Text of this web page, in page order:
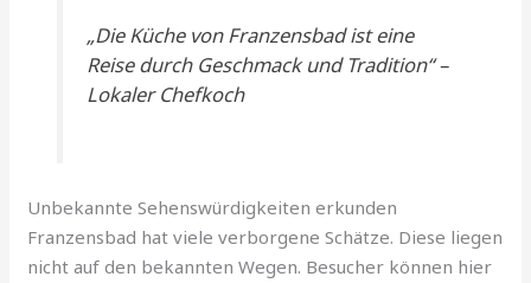
„Die Küche von Franzensbad ist eine
Reise durch Geschmack und Tradition“ –
Lokaler Chefkoch
Unbekannte Sehenswürdigkeiten erkunden
Franzensbad hat viele verborgene Schätze. Diese liegen
nicht auf den bekannten Wegen. Besucher können hier